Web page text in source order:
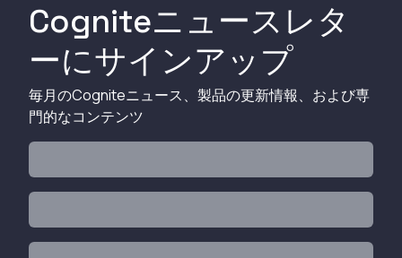
Cogniteニュースレタ
ーにサインアップ
毎月のCogniteニュース、製品の更新情報、および専
門的なコンテンツ